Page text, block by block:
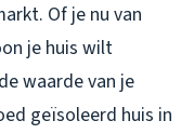
Of je nu van
je huis wilt
waarde van je
geïsoleerd huis in